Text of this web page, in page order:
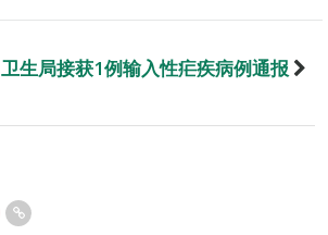
卫生局接获1例输入性疟疾病例通报